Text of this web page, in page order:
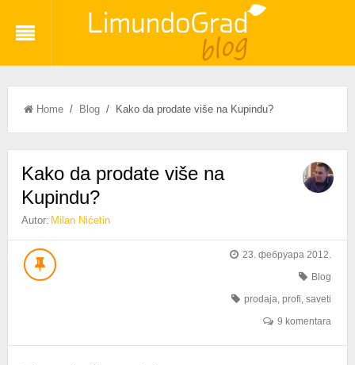
Home/ Blog/ Kako da prodate više na Kupindu?
Kako da prodate više na
Kupindu?
Autor: Milan Nićetin
23. фебруара 2012.
Blog
prodaja,profi,saveti
9 komentara